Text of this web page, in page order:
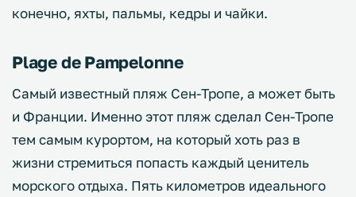
конечно, яхты, пальмы, кедры и чайки.
Plage de Pampelonne
Самый известный пляж Сен-Тропе, а может быть
и Франции. Именно этот пляж сделал Сен-Тропе
тем самым курортом, на который хоть раз в
жизни стремиться попасть каждый ценитель
морского отдыха. Пять километров идеального